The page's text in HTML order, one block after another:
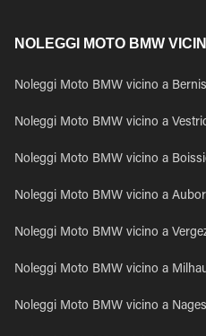
NOLEGGI MOTO BMW
Noleggi Moto BMW vicino a Bernis
Noleggi Moto BMW vicino a
Noleggi Moto BMW vicino a
Noleggi Moto BMW vicino a
Noleggi Moto BMW vicino a
Noleggi Moto BMW vicino a
Noleggi Moto BMW vicino a